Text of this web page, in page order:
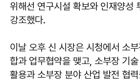
위해선 연구시설 확보와 인재양성
강조했다.
이날 오후 신 시장은 시청에서 소
합과 업무협약을 맺고, 소부장 기
활용과 소부장 분야 산업 발전 협